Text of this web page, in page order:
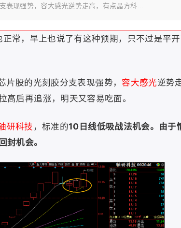
表现强势，容大感光逆势走高，有点晶方科…
常，早上也说了有这种预期，只不过是平开
片股的光刻胶分支表现强势， 容大感光逆势
高后再追涨，明天又容易吃面。
研科技 ，标准的10日线低吸战法机会。由于
封机会。